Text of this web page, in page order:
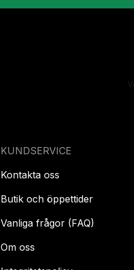
KUNDSERVICE
Kontakta oss
Butik och öppettider
Vanliga frågor (FAQ)
Om oss